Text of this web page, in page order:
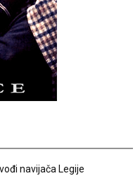
navijača Legije